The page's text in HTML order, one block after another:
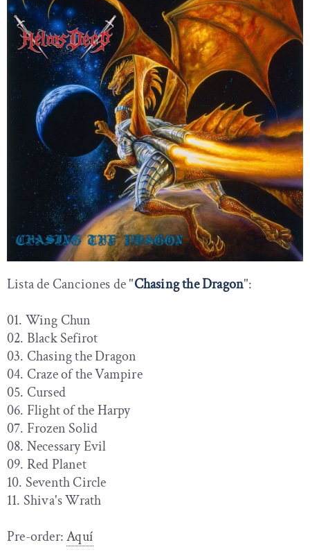
Lista de Canciones de "Chasing the Dragon":
01. Wing Chun
02. Black Sefirot
03. Chasing the Dragon
04. Craze of the Vampire
05. Cursed
06. Flight of the Harpy
07. Frozen Solid
08. Necessary Evil
09. Red Planet
10. Seventh Circle
11. Shiva's Wrath
Pre-order:Aquí